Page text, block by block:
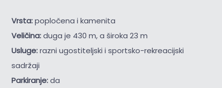
Vrsta:popločena i kamenita
Veličina:duga je 430 m, a široka 23 m
Usluge:razni ugostiteljski i sportsko-rekreacijski
sadržaji
Parkiranje:da